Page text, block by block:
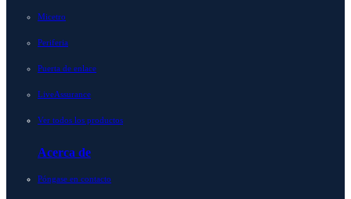
Micetro
Periferia
Puerta de enlace
LiveAssurance
Ver todos los productos
Acerca de
Póngase en contacto